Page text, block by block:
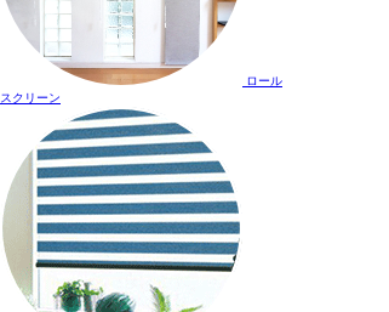
ロール
スクリーン